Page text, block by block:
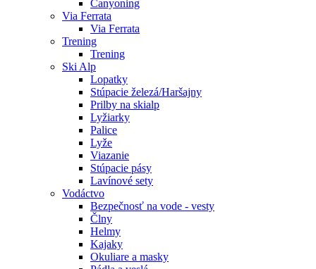
Canyoning
Via Ferrata
Via Ferrata
Trening
Trening
Ski Alp
Lopatky
Stúpacie železá/Haršajny
Prilby na skialp
Lyžiarky
Palice
Lyže
Viazanie
Stúpacie pásy
Lavínové sety
Vodáctvo
Bezpečnosť na vode - vesty
Člny
Helmy
Kajaky
Okuliare a masky